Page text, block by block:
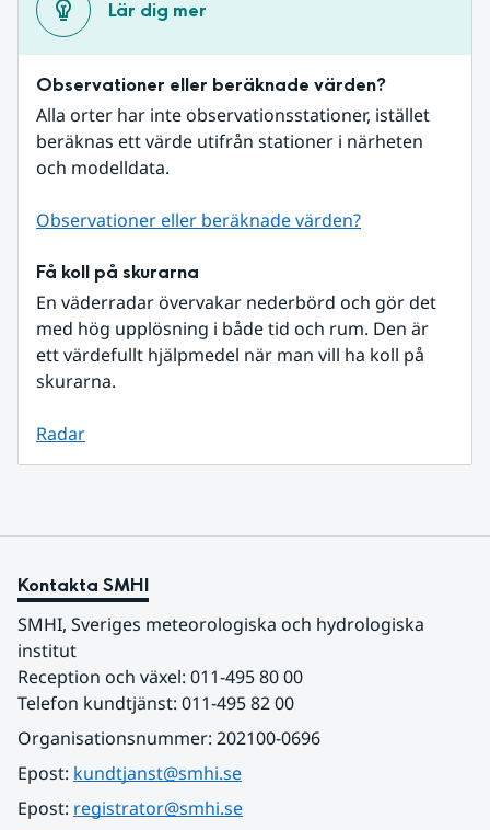
Lär dig mer
Observationer eller beräknade värden?
Alla orter har inte observationsstationer, istället
beräknas ett värde utifrån stationer i närheten
och modelldata.
Observationer eller beräknade värden?
Få koll på skurarna
En väderradar övervakar nederbörd och gör det
med hög upplösning i både tid och rum. Den är
ett värdefullt hjälpmedel när man vill ha koll på
skurarna.
Radar
Kontakta SMHI
SMHI, Sveriges meteorologiska och hydrologiska
institut
Reception och växel: 011-495 80 00
Telefon kundtjänst: 011-495 82 00
Organisationsnummer: 202100-0696
Epost: kundtjanst@smhi.se
Epost: registrator@smhi.se